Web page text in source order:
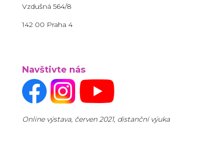
Vzdušná 564/8
142 00 Praha 4
Navštivte nás
Online výstava, červen 2021, distanční výuka